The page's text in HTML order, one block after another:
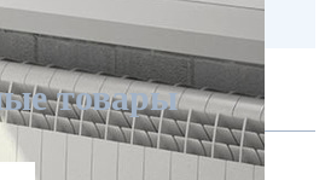
товары